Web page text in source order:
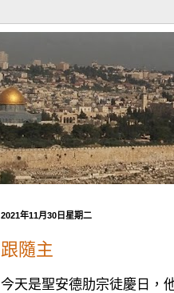
2021年11月30日星期二
跟隨主
今天是聖安德肋宗徒慶日，